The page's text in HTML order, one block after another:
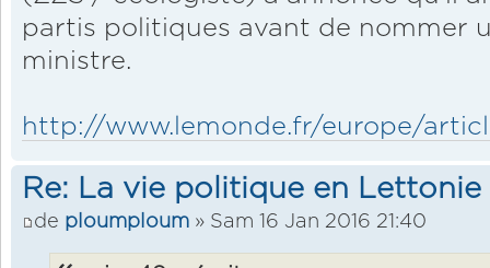
partis politiques avant de nommer
ministre.
http://www.lemonde.fr/europe/
Re: La vie politique en Lettonie
de ploumploum » Sam 16 Jan 2016 21:40